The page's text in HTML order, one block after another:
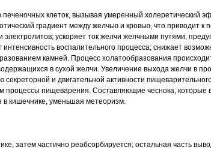
клеток, вызывая умеренный холеретический
градиент между желчью и кровью, что приводит
ускоряет ток желчи желчными путями,
воспалительного процесса; снижает
камней. Процесс холатообразования
в сухой желчи. Увеличение выхода желчи в
и двигательной активности
процессы пищеварения. Составляющие чеснока, которые
в кишечнике, уменьшая метеоризм.
затем частично реабсорбируется; остальная часть